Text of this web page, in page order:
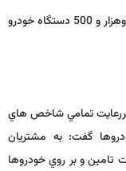
بخت آزما تصريح كرد: در روز عيد سعيد فطر تعداد دوهزار و 500 دستگاه خودرو
بررعايت تمامي شاخص هاي
گفت: به مشتريان
و بر روي خودروها